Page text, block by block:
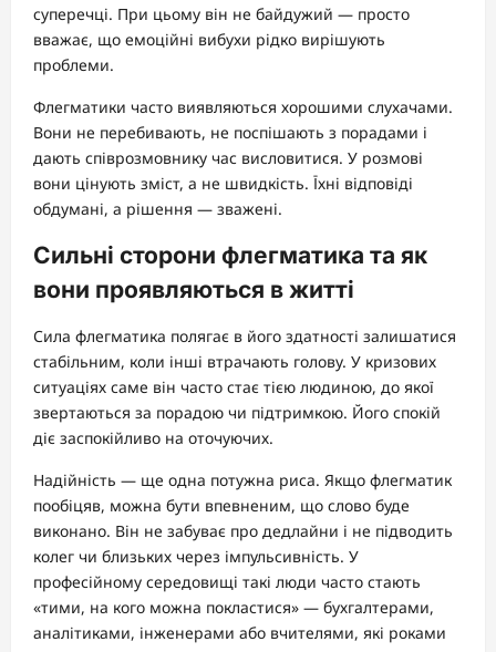
суперечці. При цьому він не байдужий — просто
вважає, що емоційні вибухи рідко вирішують
проблеми.
Флегматики часто виявляються хорошими слухачами.
Вони не перебивають, не поспішають з порадами і
дають співрозмовнику час висловитися. У розмові
вони цінують зміст, а не швидкість. Їхні відповіді
обдумані, а рішення — зважені.
Сильні сторони флегматика та як
вони проявляються в житті
Сила флегматика полягає в його здатності залишатися
стабільним, коли інші втрачають голову. У кризових
ситуаціях саме він часто стає тією людиною, до якої
звертаються за порадою чи підтримкою. Його спокій
діє заспокійливо на оточуючих.
Надійність — ще одна потужна риса. Якщо флегматик
пообіцяв, можна бути впевненим, що слово буде
виконано. Він не забуває про дедлайни і не підводить
колег чи близьких через імпульсивність. У
професійному середовищі такі люди часто стають
«тими, на кого можна покластися» — бухгалтерами,
аналітиками, інженерами або вчителями, які роками